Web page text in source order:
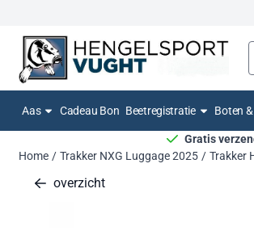
Aas Cadeau Bon Beetregistratie Boten
Gratis
Home / Trakker NXG Luggage 2025 / Trakker
overzicht